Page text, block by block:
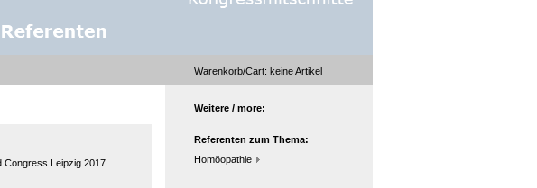
Warenkorb/Cart: keineArtikel
Congress Leipzig 2017
Weitere / more:
Referenten zum Thema:
Homöopathie